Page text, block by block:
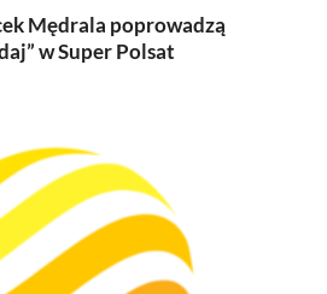
Mędrala poprowadzą
w Super Polsat